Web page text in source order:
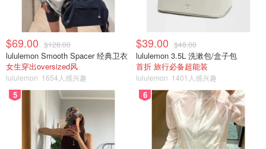
$69.00 $128.00
lululemon Smooth Spacer 经典卫衣
女生穿出oversized风
lululemon 1654人感兴趣
$39.00 $48.00
lululemon 3.5L 洗漱包/盒子包
首折 旅行必备超能装
lululemon 1401人感兴趣
5 6